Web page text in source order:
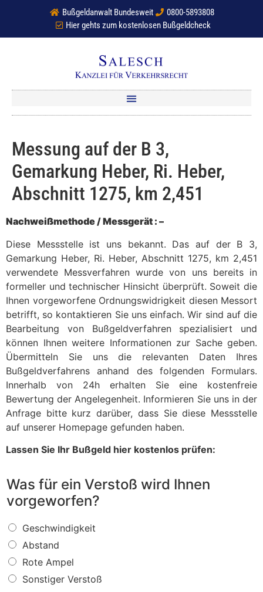
Bußgeldanwalt Bundesweit
0800-5893808
Hier gehts zum kostenlosen Bußgeldcheck
Messung auf der B 3,
Gemarkung Heber, Ri. Heber,
Abschnitt 1275, km 2,451
Nachweißmethode / Messgerät : –
Diese Messstelle ist uns bekannt. Das auf der B 3,
Gemarkung Heber, Ri. Heber, Abschnitt 1275, km 2,451
verwendete Messverfahren wurde von uns bereits in
formeller und technischer Hinsicht überprüft. Soweit die
Ihnen vorgeworfene Ordnungswidrigkeit diesen Messort
betrifft, so kontaktieren Sie uns einfach. Wir sind auf die
Bearbeitung von Bußgeldverfahren spezialisiert und
können Ihnen weitere Informationen zur Sache geben.
Übermitteln Sie uns die relevanten Daten Ihres
Bußgeldverfahrens anhand des folgenden Formulars.
Innerhalb von 24h erhalten Sie eine kostenfreie
Bewertung der Angelegenheit. Informieren Sie uns in der
Anfrage bitte kurz darüber, dass Sie diese Messstelle
auf unserer Homepage gefunden haben.
Lassen Sie Ihr Bußgeld hier kostenlos prüfen:
Was für ein Verstoß wird Ihnen
vorgeworfen?
W
a
s
f
ü
r
Geschwindigkeit
Abstand
Rote Ampel
Sonstiger Verstoß